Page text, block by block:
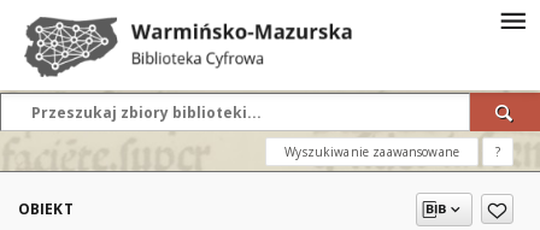
Wyszukiwanie zaawansowane ?
OBIEKT